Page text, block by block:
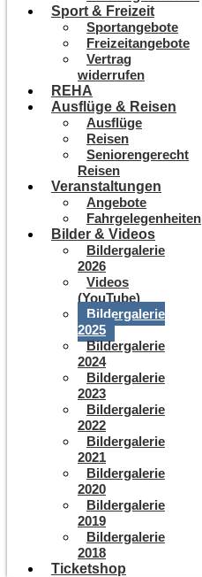
Sport & Freizeit
Sportangebote
Freizeitangebote
Vertrag
widerrufen
REHA
Ausflüge & Reisen
Ausflüge
Reisen
Seniorengerecht
Reisen
Veranstaltungen
Angebote
Fahrgelegenheiten
Bilder & Videos
Bildergalerie
2026
Videos
(YouTube)
Bildergalerie
2025
Bildergalerie
2024
Bildergalerie
2023
Bildergalerie
2022
Bildergalerie
2021
Bildergalerie
2020
Bildergalerie
2019
Bildergalerie
2018
Ticketshop